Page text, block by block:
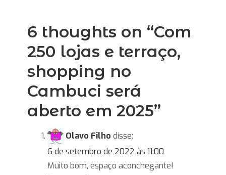
6 thoughts on “Com
250 lojas e terraço,
shopping no
Cambuci será
aberto em 2025”
Olavo Filho disse:
6 de setembro de 2022 às 11:00
Muito bom, espaço aconchegante!